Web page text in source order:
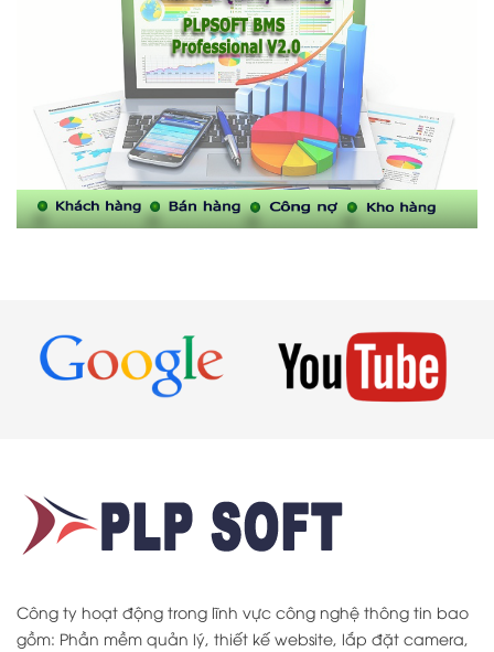
Công ty hoạt động trong lĩnh vực công nghệ thông tin bao
gồm: Phần mềm quản lý, thiết kế website, lắp đặt camera,